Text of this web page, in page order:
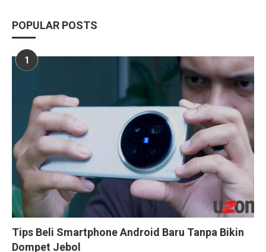
POPULAR POSTS
1
Tips Beli Smartphone Android Baru Tanpa Bikin
Dompet Jebol